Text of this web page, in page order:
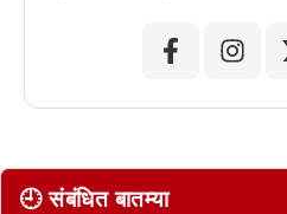
🕘 संबंधित बातम्या